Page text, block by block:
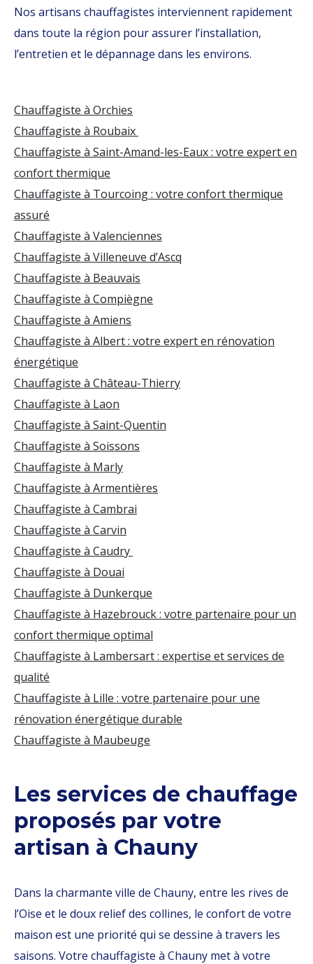
Nos artisans chauffagistes interviennent rapidement
dans toute la région pour assurer l’installation,
l’entretien et le dépannage dans les environs.
Chauffagiste à Orchies
Chauffagiste à Roubaix
Chauffagiste à Saint-Amand-les-Eaux : votre expert en
confort thermique
Chauffagiste à Tourcoing : votre confort thermique
assuré
Chauffagiste à Valenciennes
Chauffagiste à Villeneuve d’Ascq
Chauffagiste à Beauvais
Chauffagiste à Compiègne
Chauffagiste à Amiens
Chauffagiste à Albert : votre expert en rénovation
énergétique
Chauffagiste à Château-Thierry
Chauffagiste à Laon
Chauffagiste à Saint-Quentin
Chauffagiste à Soissons
Chauffagiste à Marly
Chauffagiste à Armentières
Chauffagiste à Cambrai
Chauffagiste à Carvin
Chauffagiste à Caudry
Chauffagiste à Douai
Chauffagiste à Dunkerque
Chauffagiste à Hazebrouck : votre partenaire pour un
confort thermique optimal
Chauffagiste à Lambersart : expertise et services de
qualité
Chauffagiste à Lille : votre partenaire pour une
rénovation énergétique durable
Chauffagiste à Maubeuge
Les services de chauffage
proposés par votre
artisan à Chauny
Dans la charmante ville de Chauny, entre les rives de
l’Oise et le doux relief des collines, le confort de votre
maison est une priorité qui se dessine à travers les
saisons. Votre chauffagiste à Chauny met à votre